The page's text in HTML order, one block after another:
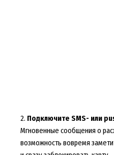
2. Подключите SMS- или
Мгновенные сообщения о
возможность вовремя